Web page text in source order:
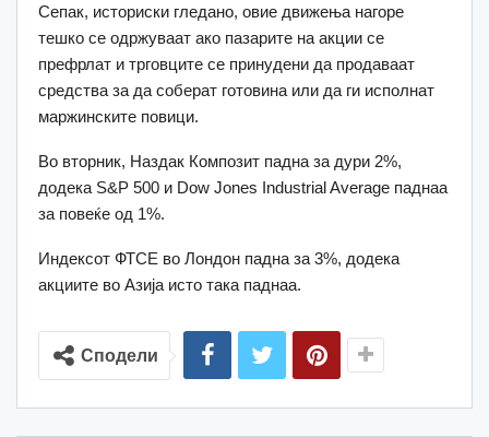
Сепак, историски гледано, овие движења нагоре
тешко се одржуваат ако пазарите на акции се
префрлат и трговците се принудени да продаваат
средства за да соберат готовина или да ги исполнат
маржинските повици.
Во вторник, Наздак Композит падна за дури 2%,
додека S&P 500 и Dow Jones Industrial Average паднаа
за повеќе од 1%.
Индексот ФТСЕ во Лондон падна за 3%, додека
акциите во Азија исто така паднаа.
Сподели